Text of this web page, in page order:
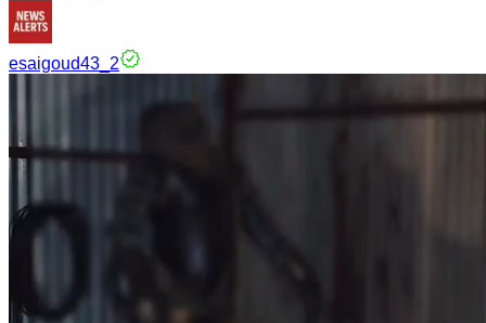
esaigoud43_2